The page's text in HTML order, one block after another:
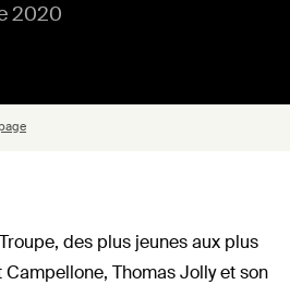
2020
des plus jeunes aux plus
Thomas Jolly et son